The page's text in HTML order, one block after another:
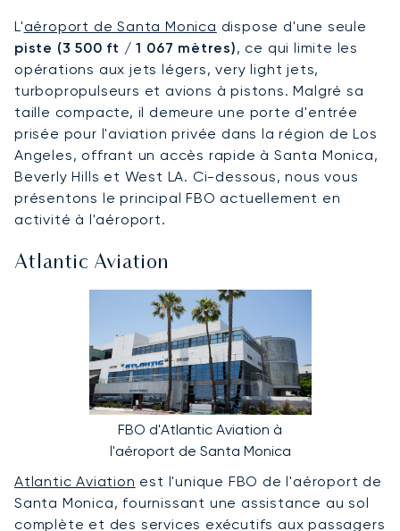
L'aéroport de Santa Monica dispose d'une seule
piste (3 500 ft / 1 067 mètres), ce qui limite les
opérations aux jets légers, very light jets,
turbopropulseurs et avions à pistons. Malgré sa
taille compacte, il demeure une porte d'entrée
prisée pour l'aviation privée dans la région de Los
Angeles, offrant un accès rapide à Santa Monica,
Beverly Hills et West LA. Ci-dessous, nous vous
présentons le principal FBO actuellement en
activité à l'aéroport.
Atlantic Aviation
FBO d'Atlantic Aviation à
l'aéroport de Santa Monica
Atlantic Aviation est l'unique FBO de l'aéroport de
Santa Monica, fournissant une assistance au sol
complète et des services exécutifs aux passagers